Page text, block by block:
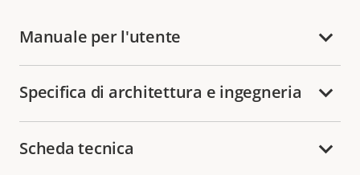
Manuale per l'utente
Specifica di architettura e ingegneria
Scheda tecnica